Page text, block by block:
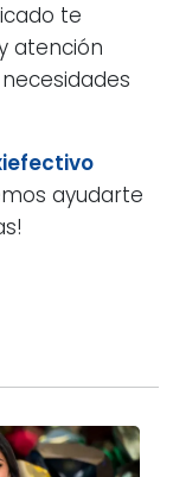
te
atención
ayudarte